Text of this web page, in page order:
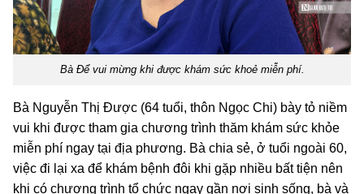
Bà Để vui mừng khi được khám sức khoẻ miễn phí.
Bà Nguyễn Thị Được (64 tuổi, thôn Ngọc Chi) bày tỏ niềm
vui khi được tham gia chương trình thăm khám sức khỏe
miễn phí ngay tại địa phương. Bà chia sẻ, ở tuổi ngoài 60,
việc đi lại xa để khám bệnh đôi khi gặp nhiều bất tiện nên
khi có chương trình tổ chức ngay gần nơi sinh sống, bà và